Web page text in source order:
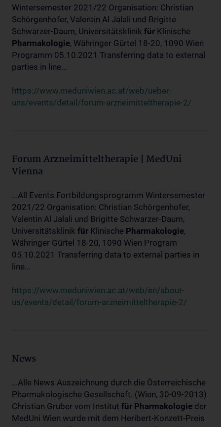
Wintersemester 2021/22 Organisation: Christian
Schörgenhofer, Valentin Al Jalali und Brigitte
Schwarzer-Daum, Universitätsklinik für Klinische
Pharmakologie, Währinger Gürtel 18-20, 1090 Wien
Programm 05.10.2021 Transferring data to external
parties in line...
https://www.meduniwien.ac.at/web/ueber-
uns/events/detail/forum-arzneimitteltherapie-2/
Forum Arzneimitteltherapie | MedUni
Vienna
...All Events Fortbildungsprogramm Wintersemester
2021/22 Organisation: Christian Schörgenhofer,
Valentin Al Jalali und Brigitte Schwarzer-Daum,
Universitätsklinik für Klinische Pharmakologie,
Währinger Gürtel 18-20, 1090 Wien Program
05.10.2021 Transferring data to external parties in
line...
https://www.meduniwien.ac.at/web/en/about-
us/events/detail/forum-arzneimitteltherapie-2/
News
...Alle News Auszeichnung durch die Österreichische
Pharmakologische Gesellschaft. (Wien, 30-09-2013)
Christian Gruber vom Institut für Pharmakologie der
MedUni Wien wurde mit dem Heribert-Konzett-Preis